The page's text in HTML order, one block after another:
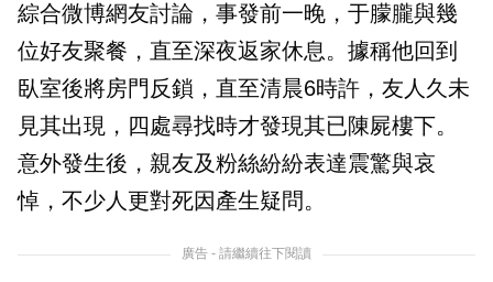
綜合微博網友討論，事發前一晚，于朦朧與幾
位好友聚餐，直至深夜返家休息。據稱他回到
臥室後將房門反鎖，直至清晨6時許，友人久未
見其出現，四處尋找時才發現其已陳屍樓下。
意外發生後，親友及粉絲紛紛表達震驚與哀
悼，不少人更對死因產生疑問。
廣告 - 請繼續往下閱讀